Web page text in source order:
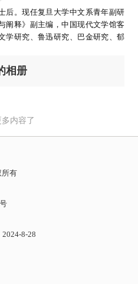
后。现任复旦大学中文系青年副研
阐释》副主编，中国现代文学馆客
学研究、鲁迅研究、巴金研究、郁
相册
内容了
所有
2024-8-28